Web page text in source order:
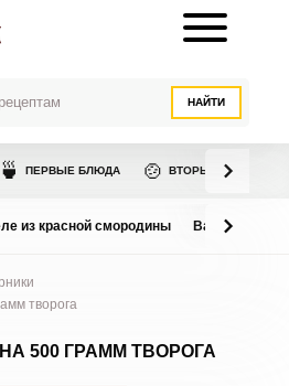
НАЙТИ
🍵 ПЕРВЫЕ БЛЮДА 🍲 ВТОРЫЕ БЛЮДА
из красной смородины Варенье из
творога
500 ГРАММ ТВОРОГА